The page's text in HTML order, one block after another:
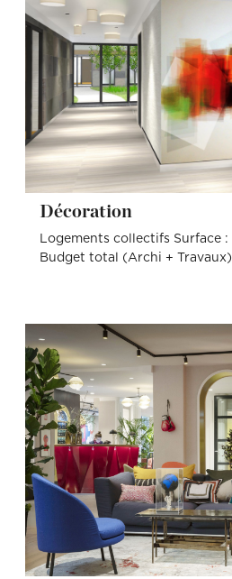
Décoration
Logements collectifs Surface :
Budget total (Archi +